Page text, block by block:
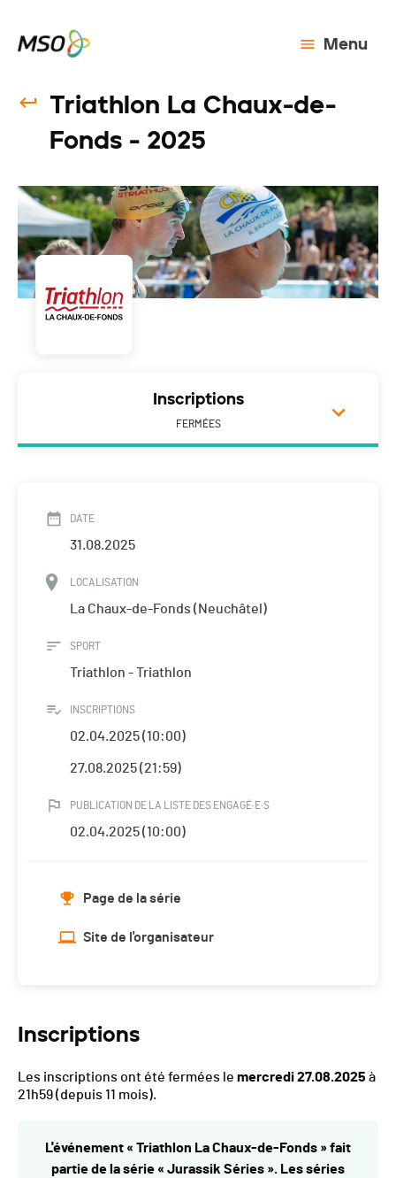
Menu
Triathlon La Chaux-de-
Fonds - 2025
Inscriptions
FERMÉES
DATE
31.08.2025
LOCALISATION
La Chaux-de-Fonds (Neuchâtel)
SPORT
Triathlon - Triathlon
INSCRIPTIONS
02.04.2025 (10:00)
27.08.2025 (21:59)
PUBLICATION DE LA LISTE DES ENGAGÉ·E·S
02.04.2025 (10:00)
Page de la série
Site de l'organisateur
Inscriptions
Les inscriptions ont été fermées le mercredi 27.08.2025 à
21h59(depuis 11 mois).
L'événement « Triathlon La Chaux-de-Fonds » fait
partie de la série « Jurassik Séries ». Les séries